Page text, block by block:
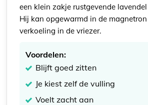
een klein zakje rustgevende
Hij kan opgewarmd in de
verkoeling in de vriezer.
Voordelen:
Blijft goed zitten
Je kiest zelf de vulling
Voelt zacht aan